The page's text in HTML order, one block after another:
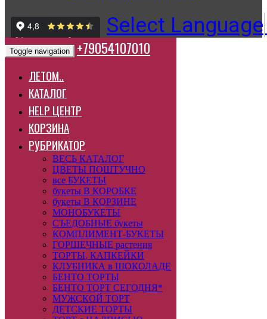
Select Language
Toggle navigation +79054107010
ЛЕТОМ..
КАТАЛОГ
HELP ЦЕНТР
КОРЗИНА
РУБРИКАТОР
ВЕСЬ КАТАЛОГ
ЦВЕТЫ ПОШТУЧНО
все БУКЕТЫ
букеты В КОРОБКЕ
букеты В КОРЗИНЕ
МОНОБУКЕТЫ
СЪЕДОБНЫЕ букеты
КОМПЛИМЕНТ-БУКЕТЫ
ГОРШЕЧНЫЕ растения
ТОРТЫ, КАПКЕЙКИ
КЛУБНИКА в ШОКОЛАДЕ
БЕНТО ТОРТЫ
БЕНТО ТОРТ СЕГОДНЯ*
МУЖСКОЙ ТОРТ
ДЕТСКИЕ ТОРТЫ